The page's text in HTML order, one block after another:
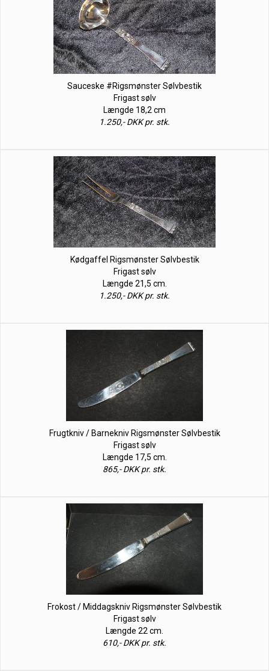
Sauceske #Rigsmønster Sølvbestik
Frigast sølv
Længde 18,2 cm
1.250,- DKK pr. stk.
Kødgaffel Rigsmønster Sølvbestik
Frigast sølv
Længde 21,5 cm.
1.250,- DKK pr. stk.
Frugtkniv / Barnekniv Rigsmønster Sølvbestik
Frigast sølv
Længde 17,5 cm.
865,- DKK pr. stk.
Frokost / Middagskniv Rigsmønster Sølvbestik
Frigast sølv
Længde 22 cm.
610,- DKK pr. stk.